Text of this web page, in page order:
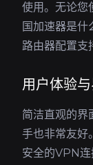
使用。无论您
国加速器是什
路由器配置支
用户体验
简洁直观的界
手也非常友好
安全的VPN